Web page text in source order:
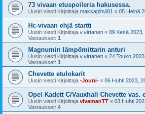
73 vivaan etuspoileria hakusessa.
Uusin viesti Kirjoittaja maksapihvi81 « 05 Heinä
Hc-vivaan ehjä startti
Uusin viesti Kirjoittaja v.virtanen « 09 Kesä 2023,
Vastaukset: 1
Magnumin lämpömittarin anturi
Uusin viesti Kirjoittaja v.virtanen « 24 Touko
Vastaukset: 1
Chevette etulokarit
Uusin viesti Kirjoittaja -Jouni- « 06 Huhti 2023,
Opel Kadett C/Vauxhall Chevette vas.
Uusin viesti Kirjoittaja vivamanTT « 03 Huhti
Vastaukset: 4